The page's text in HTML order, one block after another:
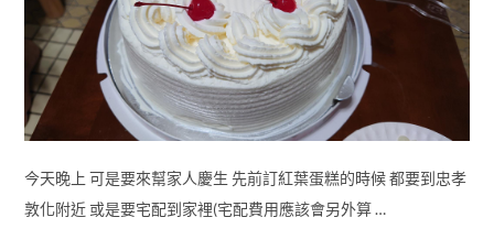
今天晚上 可是要來幫家人慶生 先前訂紅葉蛋糕的時候 都要到忠孝
敦化附近 或是要宅配到家裡(宅配費用應該會另外算 …